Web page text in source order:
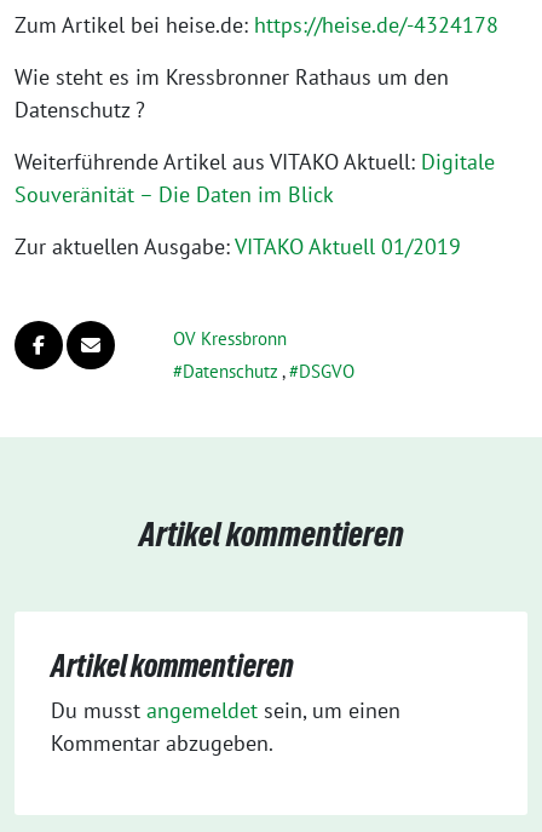
Zum Artikel bei heise.de: https://heise.de/-4324178
Wie steht es im Kressbronner Rathaus um den
Datenschutz ?
Weiterführende Artikel aus VITAKO Aktuell: Digitale
Souveränität – Die Daten im Blick
Zur aktu­el­len Ausgabe:VITAKO Aktuell 01/2019
OV Kressbronn
Datenschutz , DSGVO
Artikel kommentieren
Artikel kommentieren
Du musst angemeldet sein, um einen
Kommentar abzugeben.